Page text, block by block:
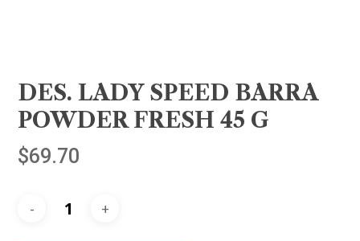
DES. LADY SPEED BARRA
POWDER FRESH 45 G
$69.70